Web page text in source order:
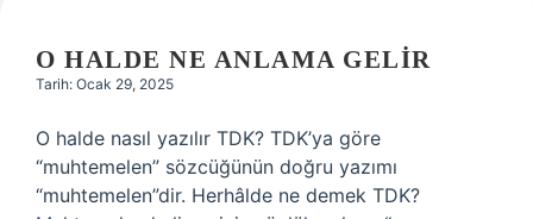
O HALDE NE ANLAMA GELIR
Tarih: Ocak 29, 2025
O halde nasıl yazılır TDK? TDK’ya göre
“muhtemelen” sözcüğünün doğru yazımı
“muhtemelen”dir. Herhâlde ne demek TDK?